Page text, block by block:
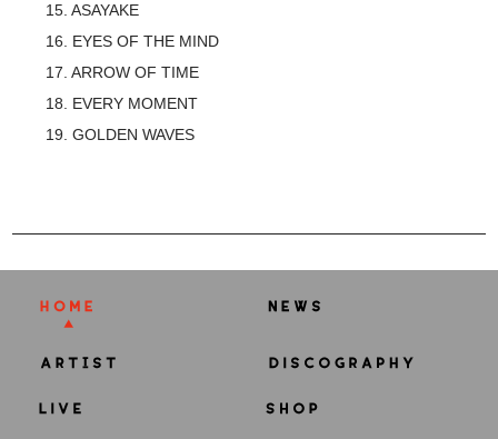
15. ASAYAKE
16. EYES OF THE MIND
17. ARROW OF TIME
18. EVERY MOMENT
19. GOLDEN WAVES